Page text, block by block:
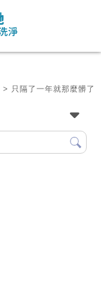
> 只隔了一年就那麼髒了